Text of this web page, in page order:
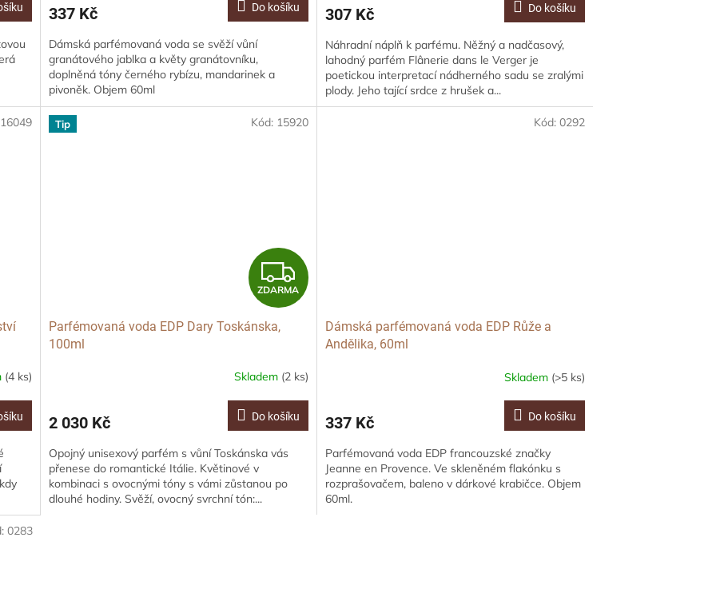
337 Kč Do košíku
Dámská parfémovaná voda se svěží vůní
granátového jablka a květy granátovníku,
doplněná tóny černého rybízu, mandarinek a
pivoněk. Objem 60ml
307 Kč Do košíku
Náhradní náplň k parfému. Něžný a nadčasový,
lahodný parfém Flânerie dans le Verger je
poetickou interpretací nádherného sadu se zralými
plody. Jeho tající srdce z hrušek a...
(4 ks)
16049 Tip
Z
D
R
M
A
ZDARMA
Parfémovaná voda EDP Dary Toskánska,
100ml
Skladem (2 ks)
2 030 Kč Do košíku
Opojný unisexový parfém s vůní Toskánska vás
přenese do romantické Itálie. Květinové v
kombinaci s ovocnými tóny s vámi zůstanou po
dlouhé hodiny. Svěží, ovocný svrchní tón:...
Kód: 15920
Dámská parfémovaná voda EDP Růže a
Andělika, 60ml
Skladem (>5 ks)
337 Kč Do košíku
Parfémovaná voda EDP francouzské značky
Jeanne en Provence. Ve skleněném flakónku s
rozprašovačem, baleno v dárkové krabičce. Objem
60ml.
Kód: 0292
0283